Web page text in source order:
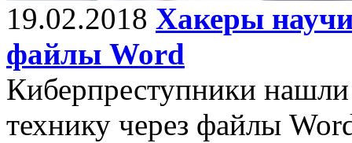
19.02.2018 Хакеры
файлы Word
Киберпреступники
технику через файлы